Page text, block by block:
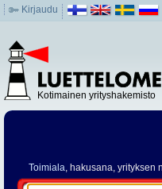
Kirjaudu
Kotimainen yrityshakemisto
Toimiala, hakusana, yrityksen